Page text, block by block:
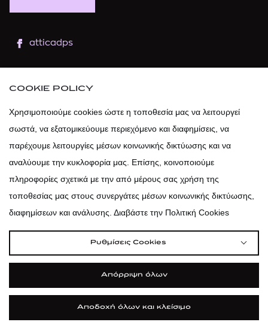
atticadps
atticadps
| Πολιτική Cookies | Κώδικας Δεοντολογίας
Προστασία Προσωπικών Δεδομένων
COOKIE POLICY
Χρησιμοποιούμε cookies ώστε η τοποθεσία μας να λειτουργεί
σωστά, να εξατομικεύουμε περιεχόμενο και διαφημίσεις, να
παρέχουμε λειτουργίες μέσων κοινωνικής δικτύωσης και να
αναλύουμε την κυκλοφορία μας. Επίσης, κοινοποιούμε
πληροφορίες σχετικά με την από μέρους σας χρήση της
τοποθεσίας μας στους συνεργάτες μέσων κοινωνικής δικτύωσης,
διαφημίσεων και ανάλυσης. Διαβάστε την Πολιτική Cookies
Ρυθμίσεις Cookies
Απόρριψη όλων
Αποδοχή όλων και κλείσιμο